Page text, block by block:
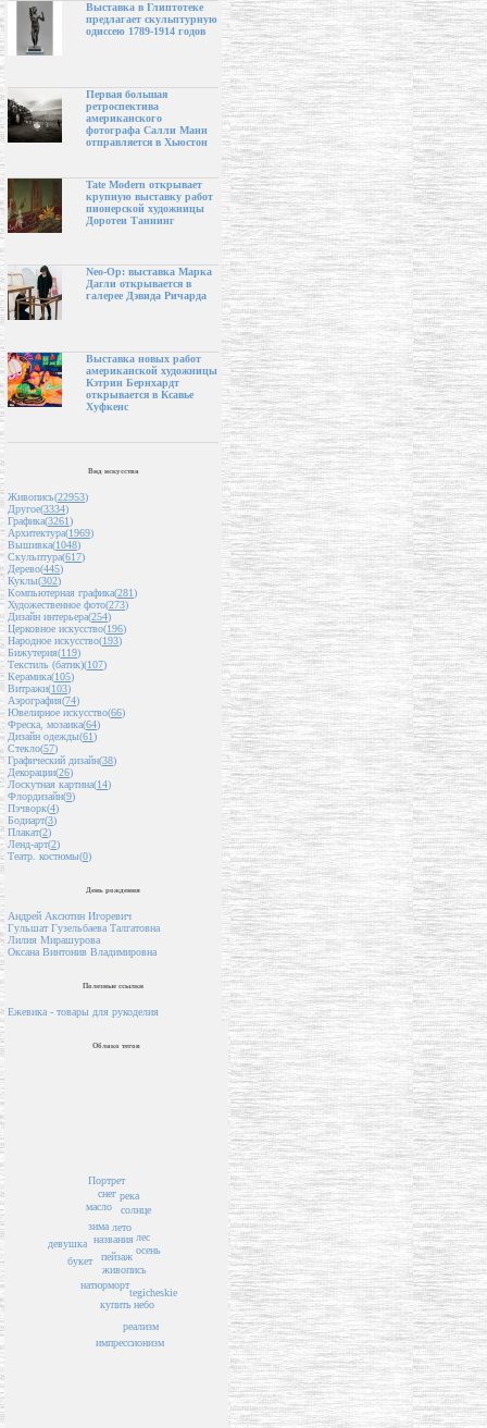
Выставка в Глиптотеке
предлагает скульптурную
одиссею 1789-1914 годов
Первая большая
ретроспектива
американского
фотографа Салли Манн
отправляется в Хьюстон
Tate Modern открывает
крупную выставку работ
пионерской художницы
Доротеи Таннинг
Neo-Op: выставка Марка
Дагли открывается в
галерее Дэвида Ричарда
Выставка новых работ
американской художницы
Кэтрин Бернхардт
открывается в Ксавье
Хуфкенс
Вид искусства
Живопись(22953)
Другое(3334)
Графика(3261)
Архитектура(1969)
Вышивка(1048)
Скульптура(617)
Дерево(445)
Куклы(302)
Компьютерная графика(281)
Художественное фото(273)
Дизайн интерьера(254)
Церковное искусство(196)
Народное искусство(193)
Бижутерия(119)
Текстиль (батик)(107)
Керамика(105)
Витражи(103)
Аэрография(74)
Ювелирное искусство(66)
Фреска, мозаика(64)
Дизайн одежды(61)
Стекло(57)
Графический дизайн(38)
Декорации(26)
Лоскутная картина(14)
Флордизайн(9)
Пэчворк(4)
Бодиарт(3)
Плакат(2)
Ленд-арт(2)
Театр. костюмы(0)
День рождения
Андрей Аксютин Игоревич
Гульшат Гузельбаева Талгатовна
Лилия Мирашурова
Оксана Винтонив Владимировна
Полезные ссылки
Ежевика - товары для рукоделия
Облако тегов
пейзаж
названия
живопись
лето
натюрморт
купить
солнце
лес
зима
осень
букет
масло
река
снег
tegicheskie
реализм
небо
импрессионизм
Портрет
девушка